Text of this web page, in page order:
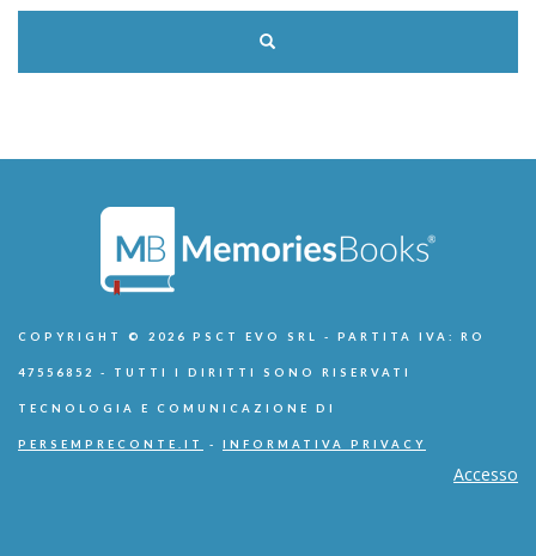
COPYRIGHT © 2026 PSCT EVO SRL - PARTITA IVA: RO
47556852 - TUTTI I DIRITTI SONO RISERVATI
TECNOLOGIA E COMUNICAZIONE DI
PERSEMPRECONTE.IT - INFORMATIVA PRIVACY
Accesso